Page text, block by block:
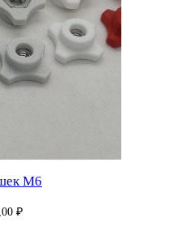
М6
₽